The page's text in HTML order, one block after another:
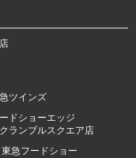
ツインズ
ドショーエッジ
ランブルスクエア店
急フードショー